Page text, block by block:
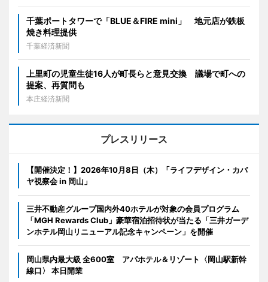
千葉ポートタワーで「BLUE＆FIRE mini」 地元店が鉄板
焼き料理提供
千葉経済新聞
上里町の児童生徒16人が町長らと意見交換 議場で町への
提案、再質問も
本庄経済新聞
プレスリリース
【開催決定！】2026年10月8日（木）「ライフデザイン・カバ
ヤ視察会 in 岡山」
三井不動産グループ国内外40ホテルが対象の会員プログラム
「MGH Rewards Club」豪華宿泊招待状が当たる「三井ガーデ
ンホテル岡山リニューアル記念キャンペーン」を開催
岡山県内最大級 全600室 アパホテル＆リゾート〈岡山駅新幹
線口〉 本日開業